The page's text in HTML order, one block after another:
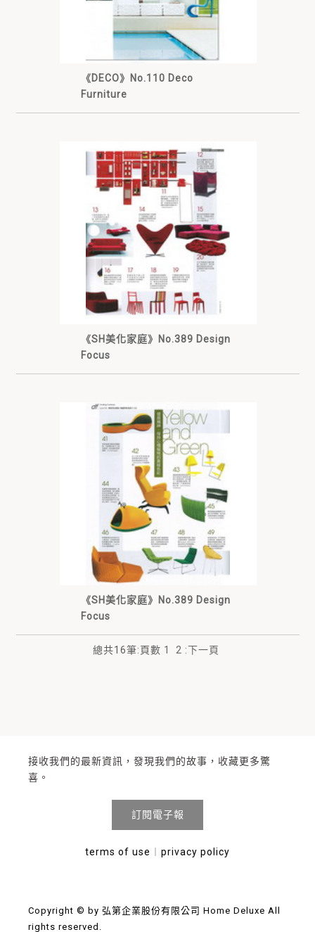
《DECO》No.110 Deco
Furniture
《SH美化家庭》No.389 Design
Focus
《SH美化家庭》No.389 Design
Focus
總共16筆:頁數 1 2 :下一頁
Copyright © by 弘第企業股份有限公司 Home Deluxe All
rights reserved.
接收我們的最新資訊，發現我們的故事，收藏更多驚
喜。
訂閱電子報
terms of use privacy policy